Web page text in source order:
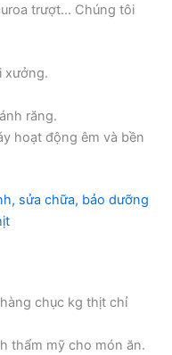
trượt… Chúng tôi
xưởng.
răng.
hoạt động êm và bền
sửa chữa, bảo dưỡng
chục kg thịt chỉ
thẩm mỹ cho món ăn.